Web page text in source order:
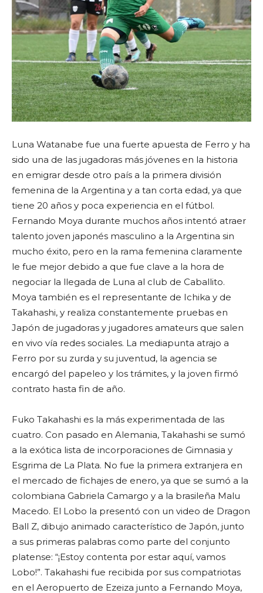
Luna Watanabe fue una fuerte apuesta de Ferro y ha
sido una de las jugadoras más jóvenes en la historia
en emigrar desde otro país a la primera división
femenina de la Argentina y a tan corta edad, ya que
tiene 20 años y poca experiencia en el fútbol.
Fernando Moya durante muchos años intentó atraer
talento joven japonés masculino a la Argentina sin
mucho éxito, pero en la rama femenina claramente
le fue mejor debido a que fue clave a la hora de
negociar la llegada de Luna al club de Caballito.
Moya también es el representante de Ichika y de
Takahashi, y realiza constantemente pruebas en
Japón de jugadoras y jugadores amateurs que salen
en vivo vía redes sociales. La mediapunta atrajo a
Ferro por su zurda y su juventud, la agencia se
encargó del papeleo y los trámites, y la joven firmó
contrato hasta fin de año.
Fuko Takahashi es la más experimentada de las
cuatro. Con pasado en Alemania, Takahashi se sumó
a la exótica lista de incorporaciones de Gimnasia y
Esgrima de La Plata. No fue la primera extranjera en
el mercado de fichajes de enero, ya que se sumó a la
colombiana Gabriela Camargo y a la brasileña Malu
Macedo. El Lobo la presentó con un video de Dragon
Ball Z, dibujo animado característico de Japón, junto
a sus primeras palabras como parte del conjunto
platense: “¡Estoy contenta por estar aquí, vamos
Lobo!”. Takahashi fue recibida por sus compatriotas
en el Aeropuerto de Ezeiza junto a Fernando Moya,